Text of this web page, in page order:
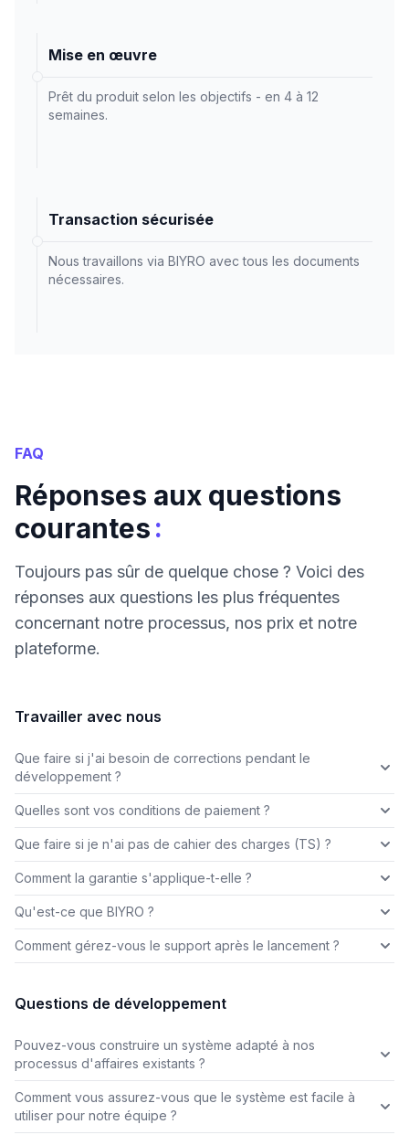
Mise en œuvre
Prêt du produit selon les objectifs - en 4 à 12
semaines.
Transaction sécurisée
Nous travaillons via BIYRO avec tous les documents
nécessaires.
FAQ
Réponses aux questions
courantes:
Toujours pas sûr de quelque chose ? Voici des
réponses aux questions les plus fréquentes
concernant notre processus, nos prix et notre
plateforme.
Travailler avec nous
Que faire si j'ai besoin de corrections pendant le
développement ?
Quelles sont vos conditions de paiement ?
Que faire si je n'ai pas de cahier des charges (TS) ?
Comment la garantie s'applique-t-elle ?
Qu'est-ce que BIYRO ?
Comment gérez-vous le support après le lancement ?
Questions de développement
Pouvez-vous construire un système adapté à nos
processus d'affaires existants ?
Comment vous assurez-vous que le système est facile à
utiliser pour notre équipe ?